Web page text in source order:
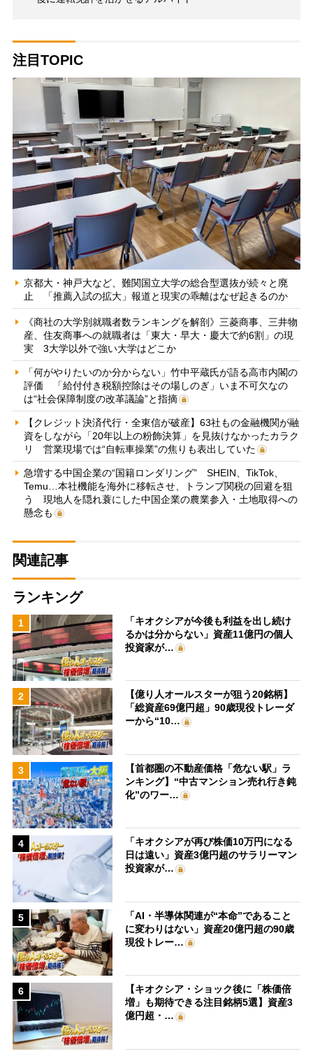
注目TOPIC
京都大・神戸大など、難関国立大学の総合型選抜が続々と廃
止 「推薦入試の拡大」報道と現実の乖離はなぜ起きるのか
《商社の大学別就職者数ランキングを解剖》三菱商事、三井物
産、住友商事への就職者は「東大・早大・慶大で約6割」の現
実 3大学以外で強い大学はどこか
「何がやりたいのか分からない」竹中平蔵氏が語る高市内閣の
評価 「給付付き税額控除はその場しのぎ」いま不可欠なの
は“社会保障制度の改革議論”と指摘
【クレジット決済代行・全東信が破産】63社もの金融機関が融
資をしながら「20年以上の粉飾決算」を見抜けなかったカラク
リ 営業現場では“自転車操業”の焦りも表出していた
急増する中国企業の“国籍ロンダリング” SHEIN、TikTok、
Temu…本社機能を海外に移転させ、トランプ関税の回避を狙
う 現地人を隠れ蓑にした中国企業の農業参入・土地取得への
懸念も
関連記事
ランキング
1
「キオクシアが今後も利益を出し続け
るかは分からない」資産11億円の個人
投資家が…
2
【億り人オールスターが狙う20銘柄】
「総資産69億円超」90歳現役トレーダ
ーから“10…
3
【首都圏の不動産価格「危ない駅」ラ
ンキング】“中古マンション売れ行き鈍
化”のワー…
4
「キオクシアが再び株価10万円になる
日は遠い」資産3億円超のサラリーマン
投資家が…
5
「AI・半導体関連が“本命”であること
に変わりはない」資産20億円超の90歳
現役トレー…
6
【キオクシア・ショック後に「株価倍
増」も期待できる注目銘柄5選】資産3
億円超・…